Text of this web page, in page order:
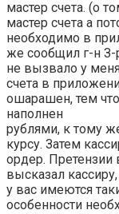
мастер счета. (о
мастер счета а
необходимо в
же сообщил г-н З-
не вызвало у
счета в
ошарашен, тем
наполнен
рублями, к тому
курсу. Затем
ордер. Претензии
высказал
у вас имеются
особенности